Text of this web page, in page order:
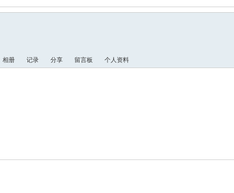
索
相册 记录 分享 留言板 个人资料